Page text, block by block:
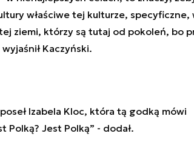
właściwe tej kulturze, specyficzne,
ziemi, którzy są tutaj od pokoleń, bo
Kaczyński.
Izabela Kloc, która tą godką mówi
Jest Polką” - dodał.